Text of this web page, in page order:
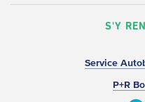
S'Y
Service
P+R